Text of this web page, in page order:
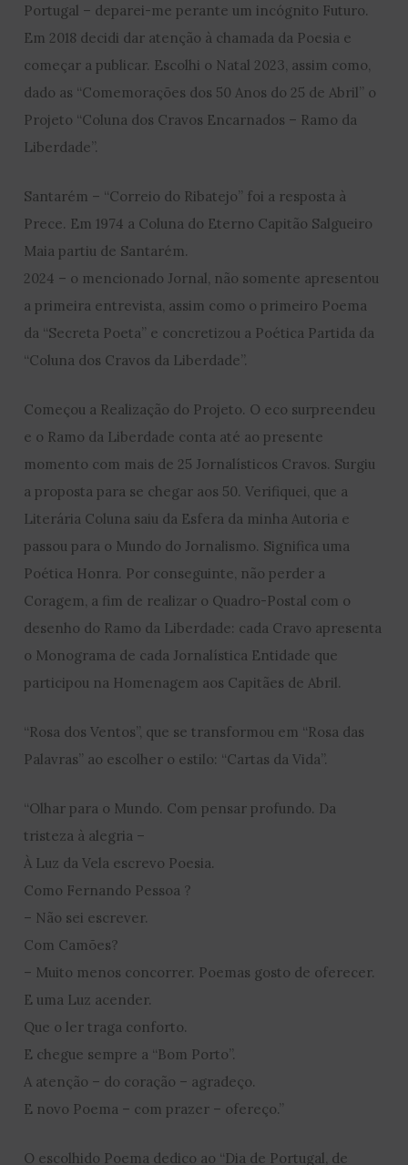
Portugal – deparei-me perante um incógnito Futuro.
Em 2018 decidi dar atenção à chamada da Poesia e
começar a publicar. Escolhi o Natal 2023, assim como,
dado as “Comemorações dos 50 Anos do 25 de Abril” o
Projeto “Coluna dos Cravos Encarnados – Ramo da
Liberdade”.
Santarém – “Correio do Ribatejo” foi a resposta à
Prece. Em 1974 a Coluna do Eterno Capitão Salgueiro
Maia partiu de Santarém.
2024 – o mencionado Jornal, não somente apresentou
a primeira entrevista, assim como o primeiro Poema
da “Secreta Poeta” e concretizou a Poética Partida da
“Coluna dos Cravos da Liberdade”.
Começou a Realização do Projeto. O eco surpreendeu
e o Ramo da Liberdade conta até ao presente
momento com mais de 25 Jornalísticos Cravos. Surgiu
a proposta para se chegar aos 50. Verifiquei, que a
Literária Coluna saiu da Esfera da minha Autoria e
passou para o Mundo do Jornalismo. Significa uma
Poética Honra. Por conseguinte, não perder a
Coragem, a fim de realizar o Quadro-Postal com o
desenho do Ramo da Liberdade: cada Cravo apresenta
o Monograma de cada Jornalística Entidade que
participou na Homenagem aos Capitães de Abril.
“Rosa dos Ventos”, que se transformou em “Rosa das
Palavras” ao escolher o estilo: “Cartas da Vida”.
“Olhar para o Mundo. Com pensar profundo. Da
tristeza à alegria –
À Luz da Vela escrevo Poesia.
Como Fernando Pessoa ?
– Não sei escrever.
Com Camões?
– Muito menos concorrer. Poemas gosto de oferecer.
E uma Luz acender.
Que o ler traga conforto.
E chegue sempre a “Bom Porto”.
A atenção – do coração – agradeço.
E novo Poema – com prazer – ofereço.”
O escolhido Poema dedico ao “Dia de Portugal, de